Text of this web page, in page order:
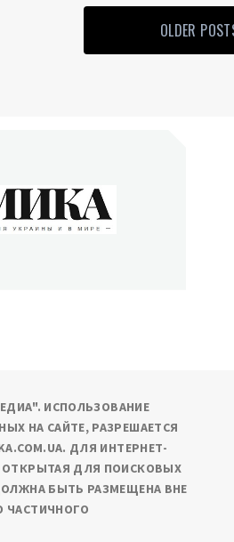
OLDER
ИСПОЛЬЗОВАНИЕ
НА САЙТЕ, РАЗРЕШАЕТСЯ
ДЛЯ ИНТЕРНЕТ-
ОТКРЫТАЯ ДЛЯ ПОИСКОВЫХ
БЫТЬ РАЗМЕЩЕНА ВНЕ
ЧАСТИЧНОГО